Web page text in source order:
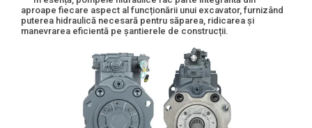
aproape fiecare aspect al funcționării unui excavator, furnizând
puterea hidraulică necesară pentru săparea, ridicarea și
manevrarea eficientă pe șantierele de construcții.